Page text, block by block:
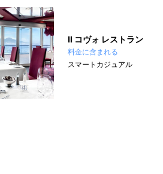
II コヴォ レストラン
料金に含まれる
スマートカジュアル